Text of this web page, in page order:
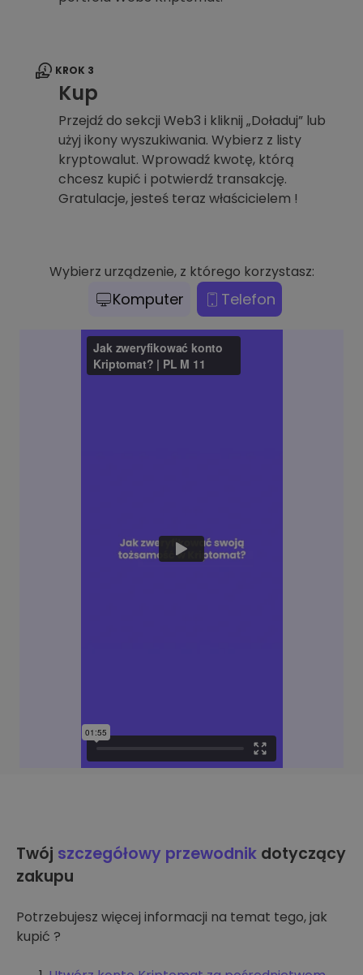
KROK 3
Kup
Przejdź do sekcji Web3 i kliknij „Doładuj” lub
użyj ikony wyszukiwania. Wybierz z listy
kryptowalut. Wprowadź kwotę, którą
chcesz kupić i potwierdź transakcję.
Gratulacje, jesteś teraz właścicielem !
Wybierz urządzenie, z którego korzystasz:
Komputer Telefon
Twój szczegółowy przewodnik dotyczący
zakupu
Potrzebujesz więcej informacji na temat tego, jak
kupić ?